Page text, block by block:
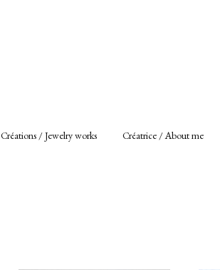
Créations / Jewelry works Créatrice / About me